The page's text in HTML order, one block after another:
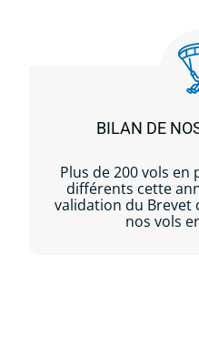
BILAN DE
Plus de 200 vols
différents cette
validation du Brevet
nos vols